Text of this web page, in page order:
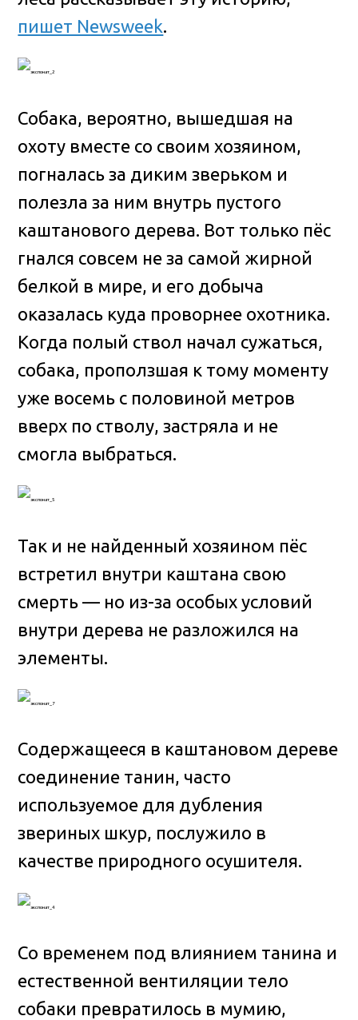
пишет Newsweek.
Собака, вероятно, вышедшая на
охоту вместе со своим хозяином,
погналась за диким зверьком и
полезла за ним внутрь пустого
каштанового дерева. Вот только пёс
гнался совсем не за самой жирной
белкой в мире, и его добыча
оказалась куда проворнее охотника.
Когда полый ствол начал сужаться,
собака, проползшая к тому моменту
уже восемь с половиной метров
вверх по стволу, застряла и не
смогла выбраться.
Так и не найденный хозяином пёс
встретил внутри каштана свою
смерть — но из-за особых условий
внутри дерева не разложился на
элементы.
Содержащееся в каштановом дереве
соединение танин, часто
используемое для дубления
звериных шкур, послужило в
качестве природного осушителя.
Со временем под влиянием танина и
естественной вентиляции тело
собаки превратилось в мумию,